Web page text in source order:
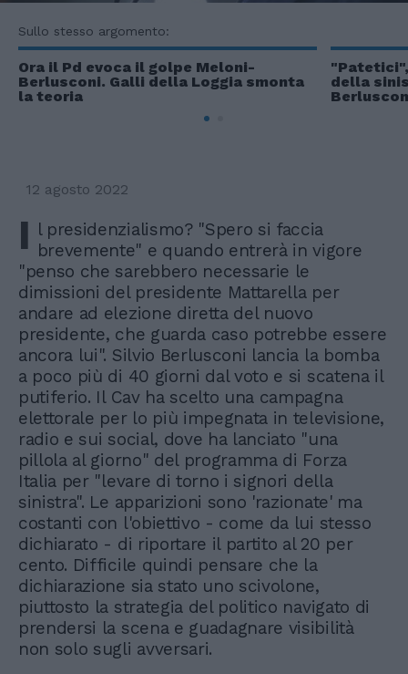
Sullo stesso argomento:
Ora il Pd evoca il golpe Meloni-
Berlusconi. Galli della Loggia smonta
la teoria
della
12 agosto 2022
I l presidenzialismo? "Spero si faccia
brevemente" e quando entrerà in vigore
"penso che sarebbero necessarie le
dimissioni del presidente Mattarella per
andare ad elezione diretta del nuovo
presidente, che guarda caso potrebbe essere
ancora lui". Silvio Berlusconi lancia la bomba
a poco più di 40 giorni dal voto e si scatena il
putiferio. Il Cav ha scelto una campagna
elettorale per lo più impegnata in televisione,
radio e sui social, dove ha lanciato "una
pillola al giorno" del programma di Forza
Italia per "levare di torno i signori della
sinistra". Le apparizioni sono 'razionate' ma
costanti con l'obiettivo - come da lui stesso
dichiarato - di riportare il partito al 20 per
cento. Difficile quindi pensare che la
dichiarazione sia stato uno scivolone,
piuttosto la strategia del politico navigato di
prendersi la scena e guadagnare visibilità
non solo sugli avversari.